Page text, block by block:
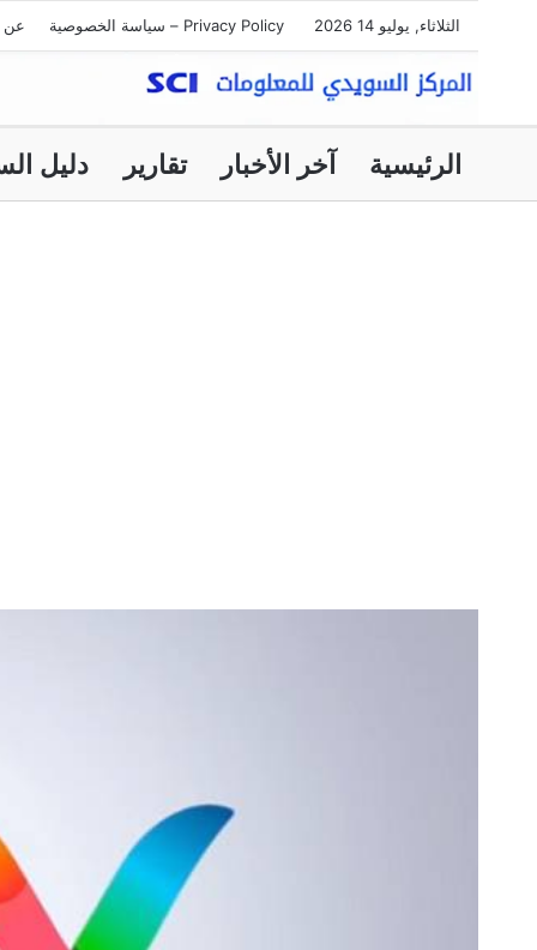
الثلاثاء, يوليو 14 2026 Privacy Policy – سياسة الخصوصية عن
الرئيسية آخر الأخبار تقارير دليل